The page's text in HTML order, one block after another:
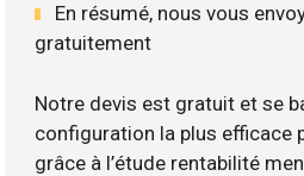
En résumé, nous vous
gratuitement
Notre devis est gratuit et se
configuration la plus efficace
grâce à l’étude rentabilité